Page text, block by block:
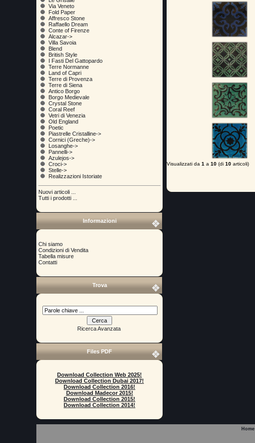
Via Veneto
Fold Paper
Affresco Stone
Raffaello Dream
Conte of Firenze
Alcazar->
Villa Savoia
Blend
British Style
I Fasti Del Gattopardo
Terre Normanne
Land of Capri
Terre di Provenza
Terre di Siena
Antico Borgo
Borgo Medievale
Crystal Stone
Coral Reef
Vetri di Venezia
Old England
Poetic
Piastrelle Cristalline->
Cornici (Greche)->
Losanghe->
Pannelli->
Azulejos->
Croci->
Stelle->
Realizzazioni Istoriate
Nuovi articoli ...
Tutti i prodotti ...
Informazioni
Chi siamo
Condizioni di Vendita
Tabella misure
Contatti
Trova
Ricerca Avanzata
Files PDF
Download Collection Web 2025!
Download Collection Dubai 2017!
Download Collection 2016!
Download Madecor 2015!
Download Collection 2015!
Download Collection 2014!
Visualizzati da 1 a 10 (di 10 articoli)
Home